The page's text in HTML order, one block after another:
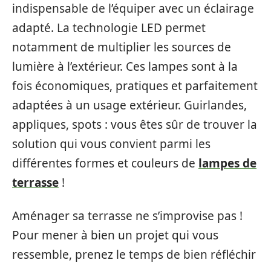
indispensable de l’équiper avec un éclairage
adapté. La technologie LED permet
notamment de multiplier les sources de
lumière à l’extérieur. Ces lampes sont à la
fois économiques, pratiques et parfaitement
adaptées à un usage extérieur. Guirlandes,
appliques, spots : vous êtes sûr de trouver la
solution qui vous convient parmi les
différentes formes et couleurs de lampes de
terrasse !
Aménager sa terrasse ne s’improvise pas !
Pour mener à bien un projet qui vous
ressemble, prenez le temps de bien réfléchir